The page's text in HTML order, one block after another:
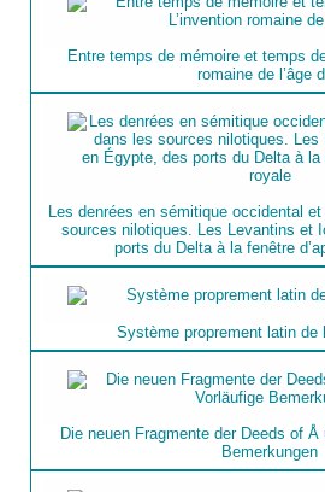
Entre temps de mémoire et temps
romaine de l’âge
Les denrées en sémitique occidental
sources nilotiques. Les Levantins et
ports du Delta à la fenêtre
Système proprement latin de
Die neuen Fragmente der Deeds of
Bemerkungen